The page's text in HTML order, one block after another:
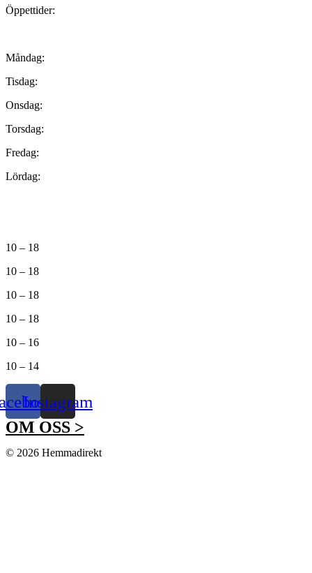
Öppettider:
Måndag:
Tisdag:
Onsdag:
Torsdag:
Fredag:
Lördag:
10 – 18
10 – 18
10 – 18
10 – 18
10 – 16
10 – 14
Instagram
OM OSS >
© 2026 Hemmadirekt